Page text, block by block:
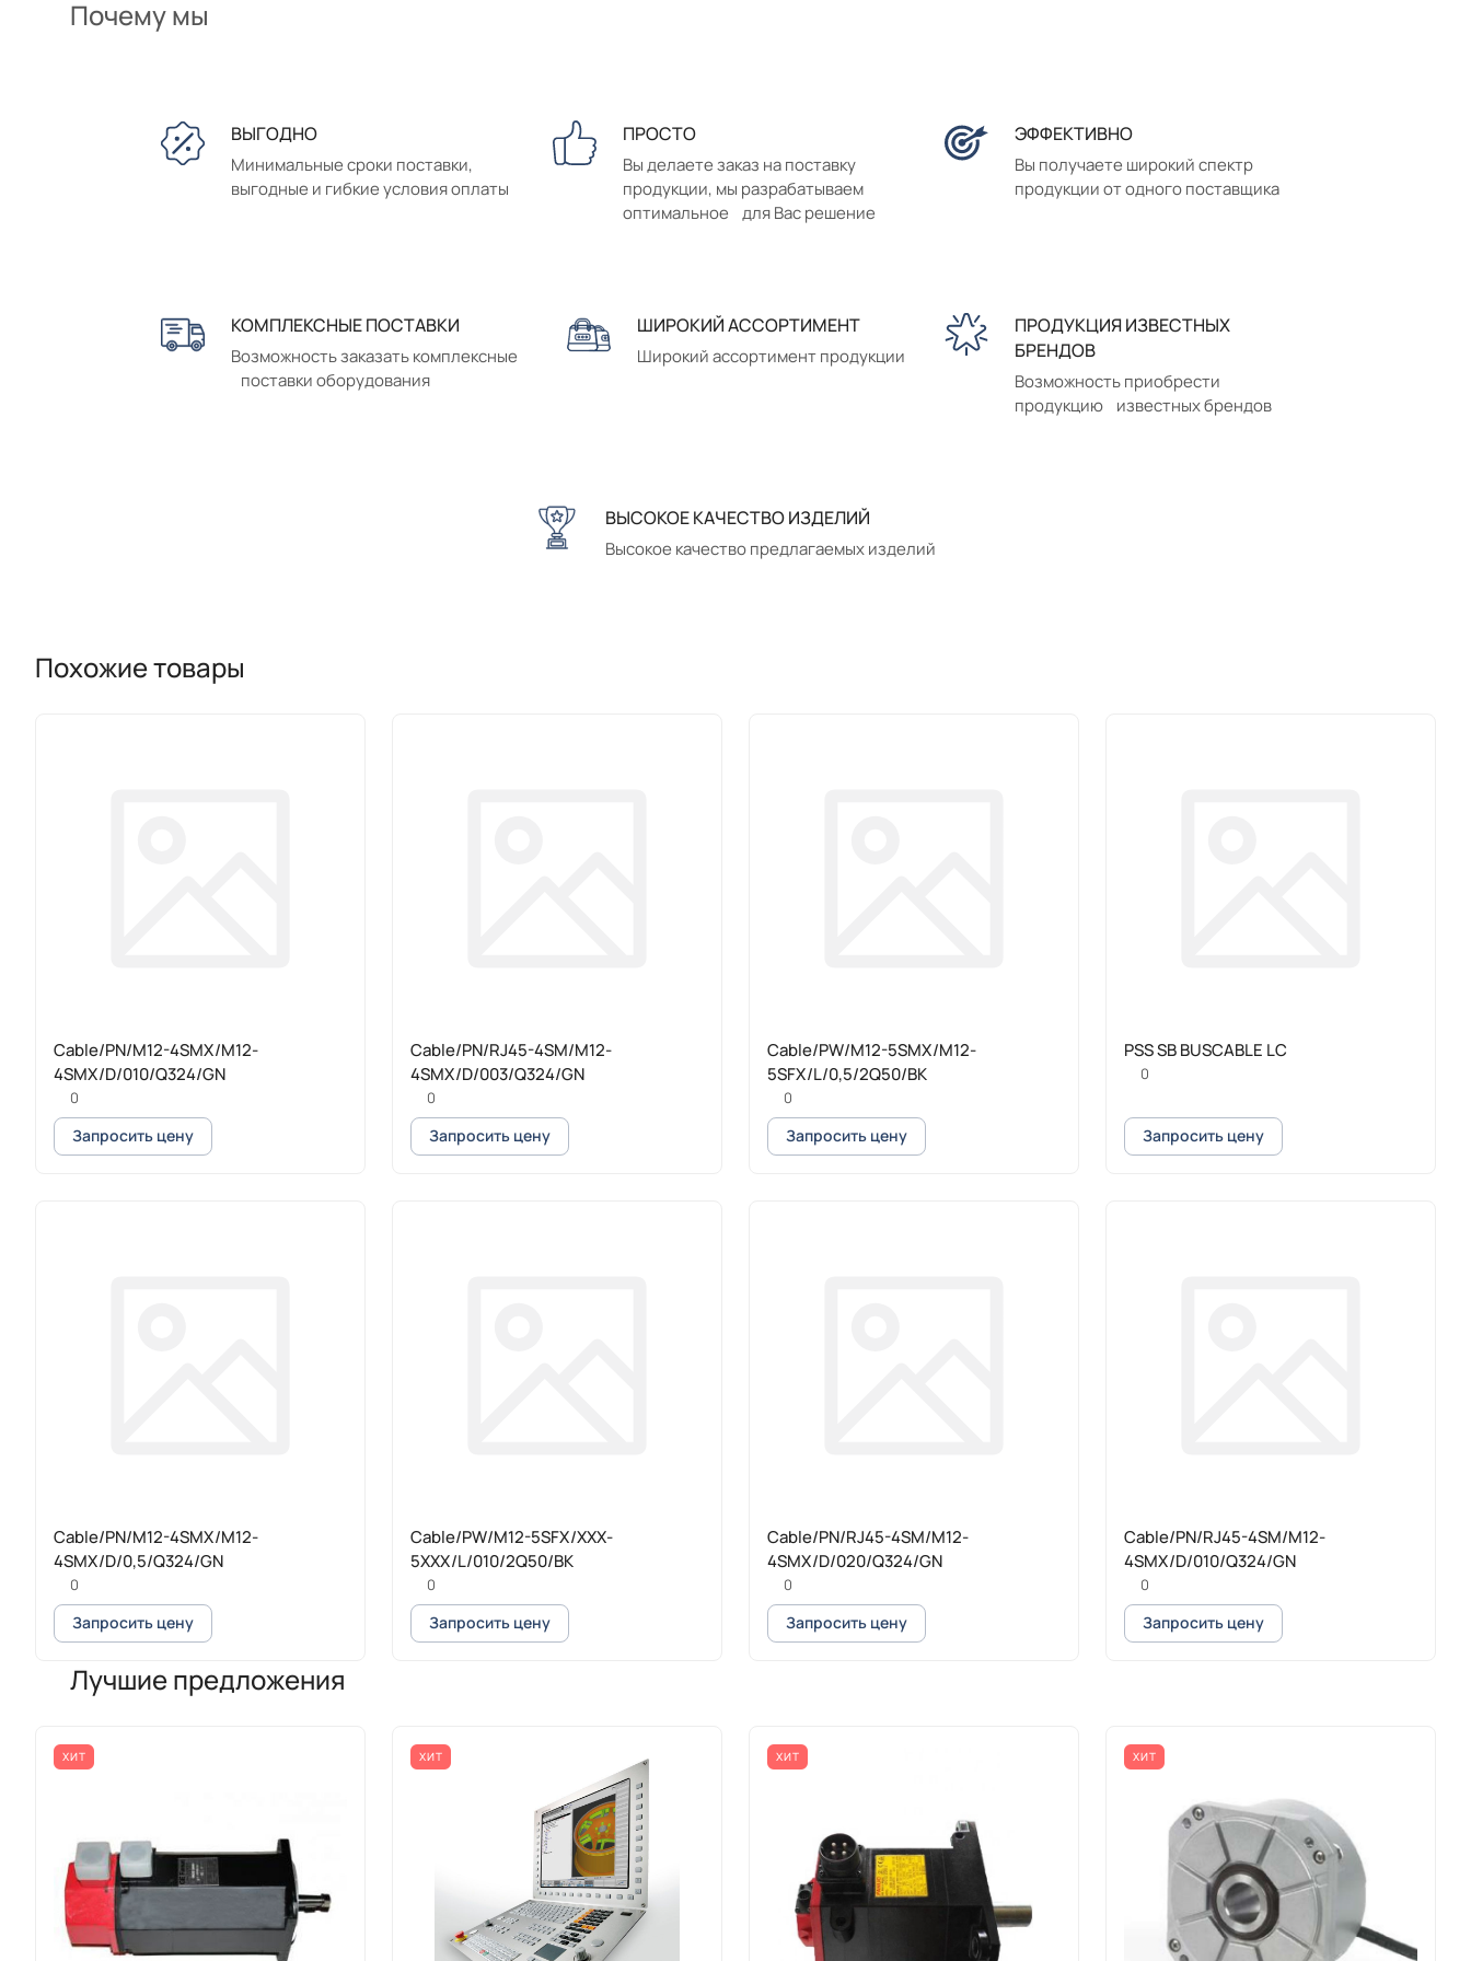
Почему мы
ВЫГОДНО
Минимальные сроки поставки,
выгодные и гибкие условия оплаты
ПРОСТО
Вы делаете заказ на поставку
продукции, мы разрабатываем
оптимальное для Вас решение
ЭФФЕКТИВНО
Вы получаете широкий спектр
продукции от одного поставщика
КОМПЛЕКСНЫЕ ПОСТАВКИ
Возможность заказать комплексные
поставки оборудования
ШИРОКИЙ АССОРТИМЕНТ
Широкий ассортимент продукции
ПРОДУКЦИЯ ИЗВЕСТНЫХ
БРЕНДОВ
Возможность приобрести
продукцию известных брендов
ВЫСОКОЕ КАЧЕСТВО ИЗДЕЛИЙ
Высокое качество предлагаемых изделий
Похожие товары
Cable/PN/M12-4SMX/M12-
4SMX/D/010/Q324/GN
0
Запросить цену
Cable/PN/RJ45-4SM/M12-
4SMX/D/003/Q324/GN
0
Запросить цену
Cable/PW/M12-5SMX/M12-
5SFX/L/0,5/2Q50/BK
0
Запросить цену
PSS SB BUSCABLE LC
0
Запросить цену
Cable/PN/M12-4SMX/M12-
4SMX/D/0,5/Q324/GN
0
Запросить цену
Cable/PW/M12-5SFX/XXX-
5XXX/L/010/2Q50/BK
0
Запросить цену
Cable/PN/RJ45-4SM/M12-
4SMX/D/020/Q324/GN
0
Запросить цену
Cable/PN/RJ45-4SM/M12-
4SMX/D/010/Q324/GN
0
Запросить цену
Лучшие предложения
ХИТ ХИТ ХИТ ХИТ